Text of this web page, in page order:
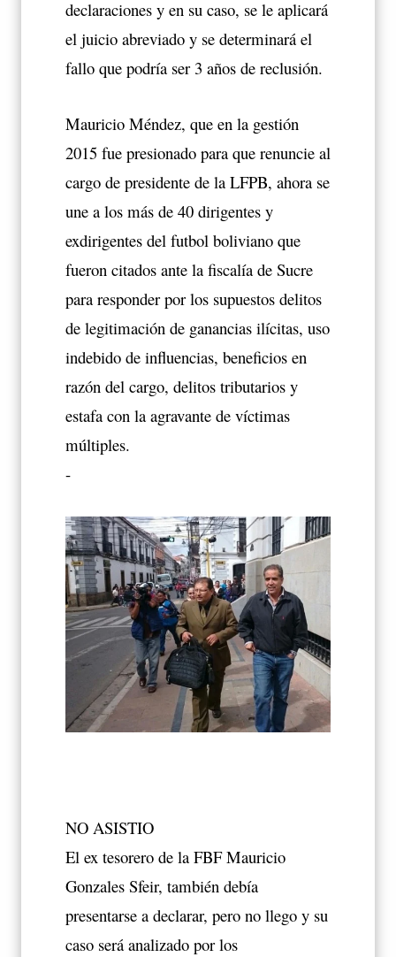
declaraciones y en su caso, se le aplicará
el juicio abreviado y se determinará el
fallo que podría ser 3 años de reclusión.
Mauricio Méndez, que en la gestión
2015 fue presionado para que renuncie al
cargo de presidente de la LFPB, ahora se
une a los más de 40 dirigentes y
exdirigentes del futbol boliviano que
fueron citados ante la fiscalía de Sucre
para responder por los supuestos delitos
de legitimación de ganancias ilícitas, uso
indebido de influencias, beneficios en
razón del cargo, delitos tributarios y
estafa con la agravante de víctimas
múltiples.
-
NO ASISTIO
El ex tesorero de la FBF Mauricio
Gonzales Sfeir, también debía
presentarse a declarar, pero no llego y su
caso será analizado por los